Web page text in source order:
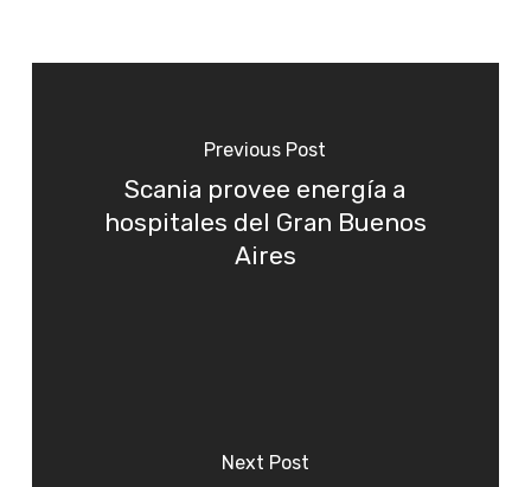
Previous Post
Scania provee energía a
hospitales del Gran Buenos
Aires
Next Post